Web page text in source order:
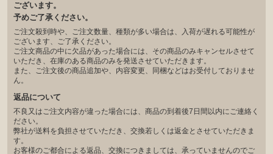
ございます。
予めご了承ください。
ご注文殺到時や、ご注文数量、種類が多い場合は、入荷が遅れる可能性が
ございます、ご了承ください。
ご注文商品の中に欠品があった場合には、その商品のみキャンセルさせて
いただき、在庫のある商品のみを発送させていただきます。
また、ご注文後の商品追加や、内容変更、同梱などはお受付しておりませ
ん。
返品について
不良又はご注文内容が違った場合には、商品の到着後7日間以内にご連絡く
ださい。
弊社が送料を負担させていただき、交換若しくは返金とさせていただきま
す。
お客様のご都合による返品、交換につきましては、承っていませんのでご